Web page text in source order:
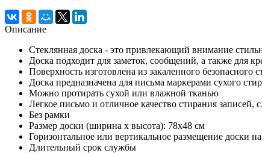
Описание
Стеклянная доска - это привлекающий внимание
Доска подходит для заметок, сообщений, а также для
Поверхность изготовлена из закаленного
Доска предназначена для письма маркерами сухого
Можно протирать сухой или влажной тканью
Легкое письмо и отличное качество стирания записей,
Без рамки
Размер доски (ширина х высота): 78х48 см
Горизонтальное или вертикальное размещение доски на
Длительный срок службы